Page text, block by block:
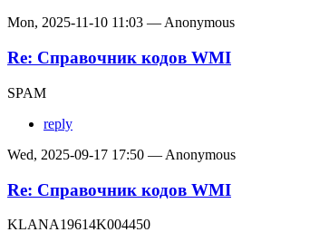
Mon, 2025-11-10 11:03 — Anonymous
Re: Справочник кодов WMI
SPAM
reply
Wed, 2025-09-17 17:50 — Anonymous
Re: Справочник кодов WMI
KLANA19614K004450